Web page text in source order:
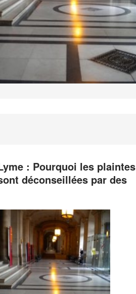
: Pourquoi les plaintes
déconseillées par des